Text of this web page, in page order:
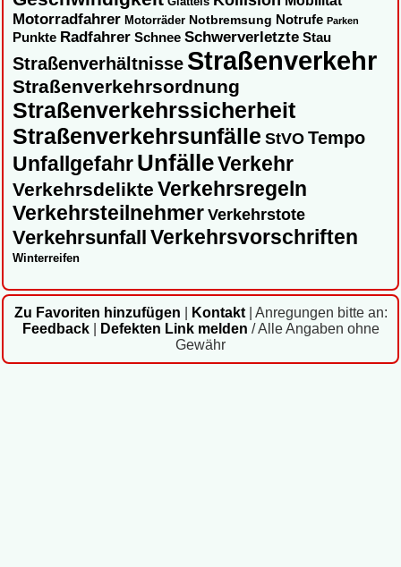
Motorradfahrer Motorräder Notbremsung Notrufe Parken
Punkte Radfahrer Schnee Schwerverletzte Stau
Straßenverhältnisse Straßenverkehr
Straßenverkehrsordnung
Straßenverkehrssicherheit
Straßenverkehrsunfälle StVOTempo
UnfallgefahrUnfälleVerkehr
Verkehrsdelikte Verkehrsregeln
Verkehrsteilnehmer Verkehrstote
Verkehrsunfall Verkehrsvorschriften
Winterreifen
Zu Favoriten hinzufügen Kontakt| Anregungen bitte an:
Feedback| Defekten Link melden / Alle Angaben ohne
Gewähr